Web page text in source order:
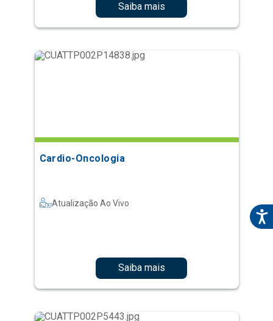
Saiba mais
Cardio-Oncologia
Atualização Ao Vivo
Saiba mais